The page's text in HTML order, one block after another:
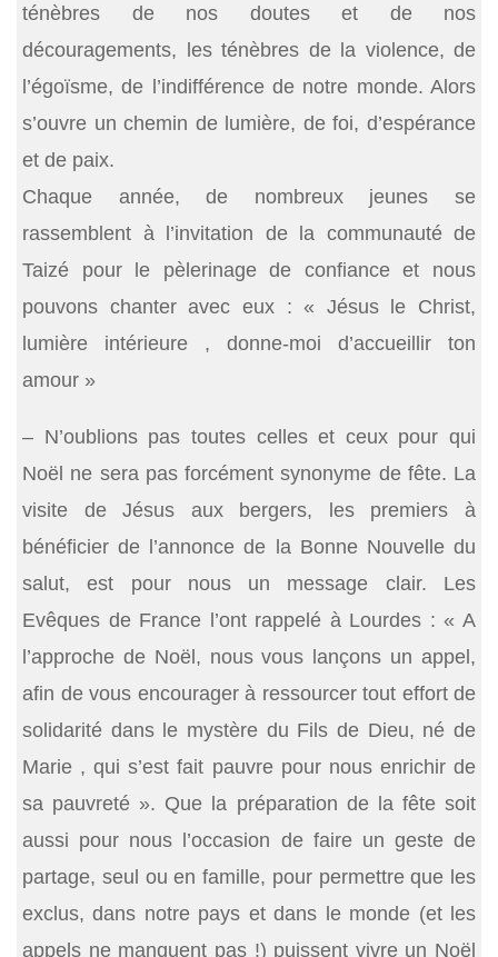
ténèbres de nos doutes et de nos
découragements, les ténèbres de la violence, de
l’égoïsme, de l’indifférence de notre monde. Alors
s’ouvre un chemin de lumière, de foi, d’espérance
et de paix.
Chaque année, de nombreux jeunes se
rassemblent à l’invitation de la communauté de
Taizé pour le pèlerinage de confiance et nous
pouvons chanter avec eux : « Jésus le Christ,
lumière intérieure , donne-moi d’accueillir ton
amour »
– N’oublions pas toutes celles et ceux pour qui
Noël ne sera pas forcément synonyme de fête. La
visite de Jésus aux bergers, les premiers à
bénéficier de l’annonce de la Bonne Nouvelle du
salut, est pour nous un message clair. Les
Evêques de France l’ont rappelé à Lourdes : « A
l’approche de Noël, nous vous lançons un appel,
afin de vous encourager à ressourcer tout effort de
solidarité dans le mystère du Fils de Dieu, né de
Marie , qui s’est fait pauvre pour nous enrichir de
sa pauvreté ». Que la préparation de la fête soit
aussi pour nous l’occasion de faire un geste de
partage, seul ou en famille, pour permettre que les
exclus, dans notre pays et dans le monde (et les
appels ne manquent pas !) puissent vivre un Noël